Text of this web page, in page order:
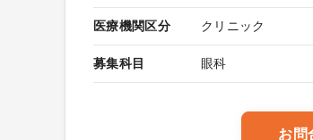
医療機関区分 クリニック
募集科目 眼科
お問